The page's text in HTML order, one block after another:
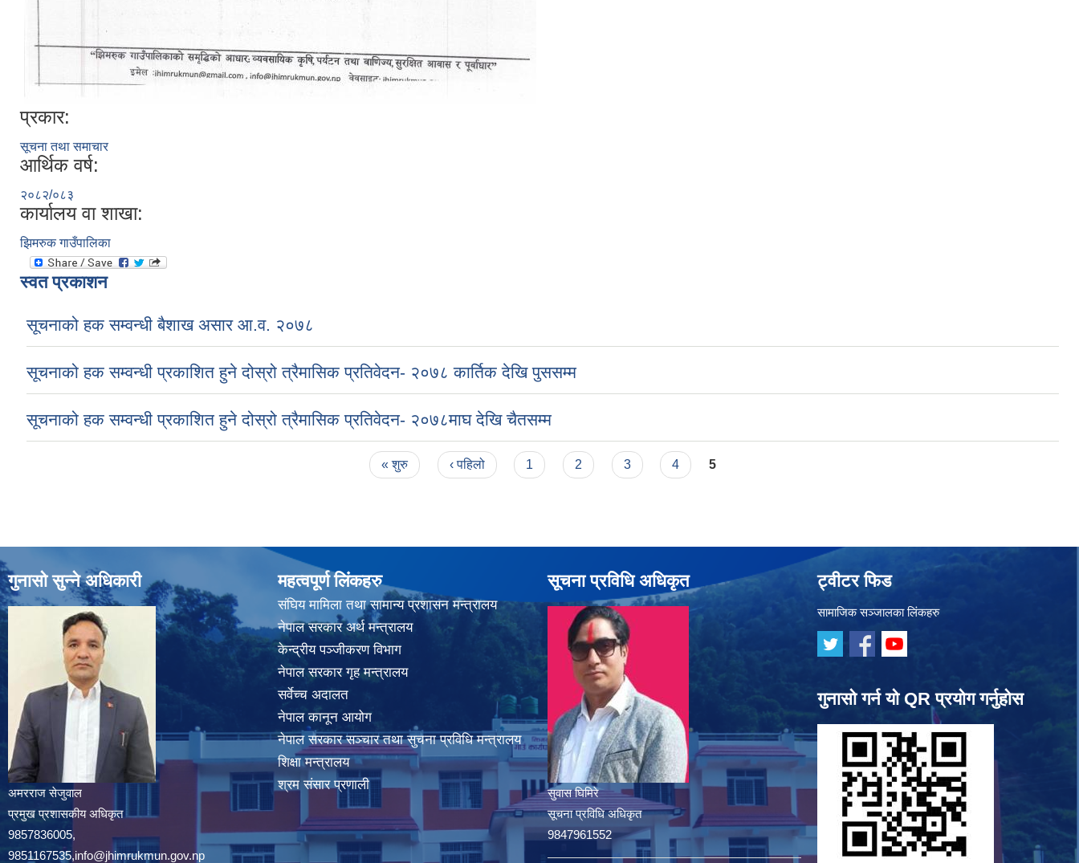
प्रकार:
सूचना तथा समाचार
आर्थिक वर्ष:
२०८२/०८३
कार्यालय वा शाखा:
झिमरुक गाउँपालिका
स्वत प्रकाशन
सूचनाको हक सम्वन्धी बैशाख असार आ.व. २०७८
सूचनाको हक सम्वन्धी प्रकाशित हुने दोस्रो त्रैमासिक प्रतिवेदन- २०७८ कार्तिक देखि पुससम्म
सूचनाको हक सम्वन्धी प्रकाशित हुने दोस्रो त्रैमासिक प्रतिवेदन- २०७८माघ देखि चैतसम्म
« शुरु ‹ पहिलो 1 2 3 4 5
गुनासो सुन्ने अधिकारी
अमरराज सेजुवाल
प्रमुख प्रशासकीय अधिकृत
9857836005,
9851167535,info@jhimrukmun.gov.np
महत्वपूर्ण लिंकहरु
संघिय मामिला तथा सामान्य प्रशासन मन्त्रालय
नेपाल सरकार अर्थ मन्त्रालय
केन्द्रीय पञ्जीकरण विभाग
नेपाल सरकार गृह मन्त्रालय
सर्वेच्च अदालत
नेपाल कानून आयोग
नेपाल सरकार सञ्चार तथा सुचना प्रविधि मन्त्रालय
शिक्षा मन्त्रालय
श्रम संसार प्रणाली
सूचना प्रविधि अधिकृत
सुवास घिमिरे
सूचना प्रविधि अधिकृत
9847961552
ट्वीटर फिड
सामाजिक सञ्जालका लिंकहरु
गुनासो गर्न यो QR प्रयोग गर्नुहोस